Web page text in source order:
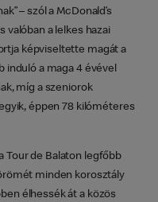
– szól a McDonald’s
valóban a lelkes hazai
képviseltette magát a
a maga 4 évével
míg a szeniorok
éppen 78 kilóméteres
Tour de Balaton legfőbb
minden korosztály
élhessék át a közös